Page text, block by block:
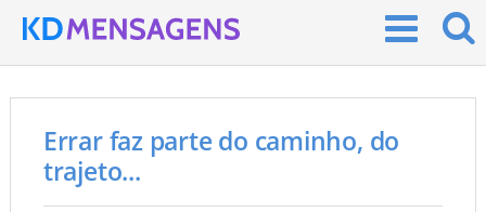
Errar faz parte do caminho, do
trajeto...